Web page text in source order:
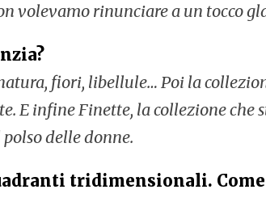
volevamo rinunciare a un tocco
fiori, libellule… Poi la
E infine Finette, la collezione che
delle donne.
tridimensionali.